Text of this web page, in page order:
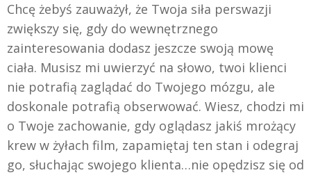
Chcę żebyś zauważył, że Twoja siła perswazji
zwiększy się, gdy do wewnętrznego
zainteresowania dodasz jeszcze swoją mowę
ciała. Musisz mi uwierzyć na słowo, twoi klienci
nie potrafią zaglądać do Twojego mózgu, ale
doskonale potrafią obserwować. Wiesz, chodzi mi
o Twoje zachowanie, gdy oglądasz jakiś mrożący
krew w żyłach film, zapamiętaj ten stan i odegraj
go, słuchając swojego klienta…nie opędzisz się od